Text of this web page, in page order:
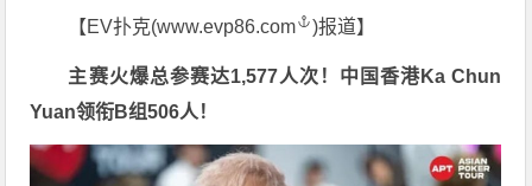
【EV扑克(www.evp86.com )报道】
主赛火爆总参赛达1,577人次！中国香港Ka Chun
Yuan领衔B组506人！